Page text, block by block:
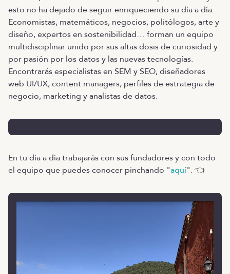
esto no ha dejado de seguir enriqueciendo su día a día.
Economistas, matemáticos, negocios, politólogos, arte y
diseño, expertos en sostenibilidad… forman un equipo
multidisciplinar unido por sus altas dosis de curiosidad y
por pasión por los datos y las nuevas tecnologías.
Encontrarás especialistas en SEM y SEO, diseñadores
web UI/UX, content managers, perfiles de estrategia de
negocio, marketing y analistas de datos.
En tu día a día trabajarás con sus fundadores y con todo
el equipo que puedes conocer pinchando "aquí". 👈